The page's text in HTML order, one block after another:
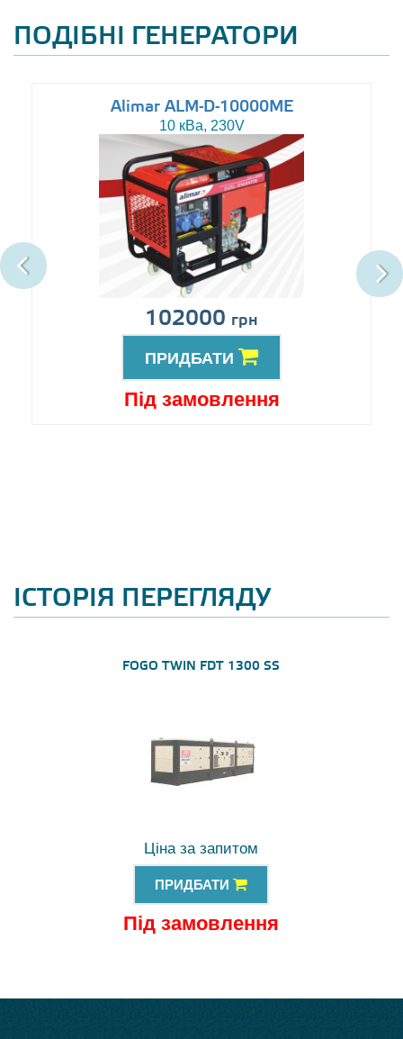
ПОДІБНІ ГЕНЕРАТОРИ
Alimar ALM-D-10000ME
10 кВа, 230V
102000 грн
ПРИДБАТИ
Під замовлення
ІСТОРІЯ ПЕРЕГЛЯДУ
FOGO TWIN FDT 1300 SS
Ціна за запитом
ПРИДБАТИ
Під замовлення